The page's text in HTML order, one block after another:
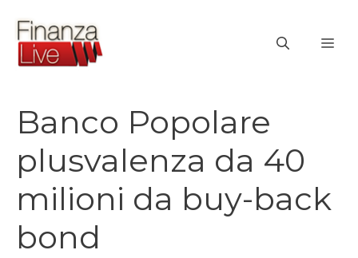
contenuto
Banco Popolare
plusvalenza da 40
milioni da buy-back
bond